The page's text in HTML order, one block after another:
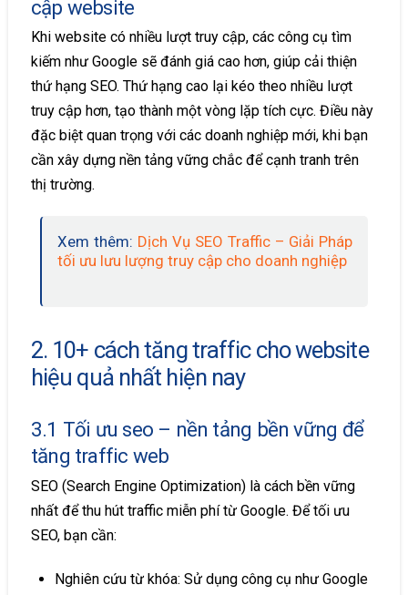
cập website
Khi website có nhiều lượt truy cập, các công cụ tìm
kiếm như Google sẽ đánh giá cao hơn, giúp cải thiện
thứ hạng SEO. Thứ hạng cao lại kéo theo nhiều lượt
truy cập hơn, tạo thành một vòng lặp tích cực. Điều này
đặc biệt quan trọng với các doanh nghiệp mới, khi bạn
cần xây dựng nền tảng vững chắc để cạnh tranh trên
thị trường.
Xem thêm: Dịch Vụ SEO Traffic – Giải Pháp
tối ưu lưu lượng truy cập cho doanh nghiệp
2. 10+ cách tăng traffic cho website
hiệu quả nhất hiện nay
3.1 Tối ưu seo – nền tảng bền vững để
tăng traffic web
SEO (Search Engine Optimization) là cách bền vững
nhất để thu hút traffic miễn phí từ Google. Để tối ưu
SEO, bạn cần:
Nghiên cứu từ khóa: Sử dụng công cụ như Google